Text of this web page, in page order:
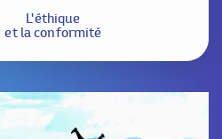
L'éthique
et la conformité